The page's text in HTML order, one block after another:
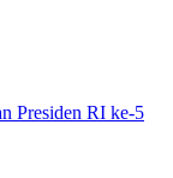
Presiden RI ke-5